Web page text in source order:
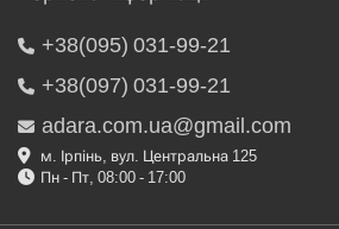
+38(095) 031-99-21
+38(097) 031-99-21
adara.com.ua@gmail.com
м. Ірпінь, вул. Центральна 125
Пн - Пт, 08:00 - 17:00